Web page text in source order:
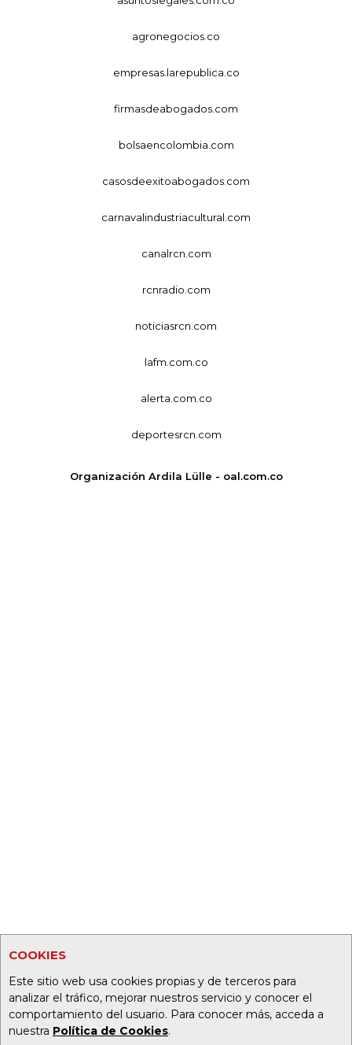
COOKIES
Este sitio web usa cookies propias y de terceros para
analizar el tráfico, mejorar nuestros servicio y conocer el
comportamiento del usuario. Para conocer más, acceda a
nuestra Política de Cookies.
agronegocios.co
empresas.larepublica.co
firmasdeabogados.com
bolsaencolombia.com
casosdeexitoabogados.com
carnavalindustriacultural.com
canalrcn.com
rcnradio.com
noticiasrcn.com
lafm.com.co
alerta.com.co
deportesrcn.com
Organización Ardila Lülle - oal.com.co